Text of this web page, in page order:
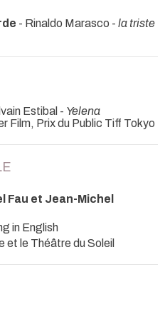
- Rinaldo Marasco - la triste
Estibal - Yelena
Film, Prix du Public Tiff Tokyo
Fau et Jean-Michel
in English
et le Théâtre du Soleil